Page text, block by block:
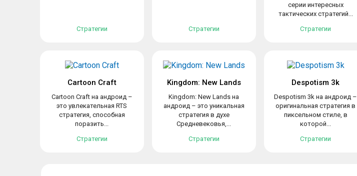
Стратегии Стратегии
серии интересных
тактических стратегий...
Стратегии
Cartoon Craft
Cartoon Craft на андроид –
это увлекательная RTS
стратегия, способная
поразить...
Стратегии
Kingdom: New Lands
Kingdom: New Lands на
андроид – это уникальная
стратегия в духе
Средневековья,...
Стратегии
Despotism 3k
Despotism 3k на андроид –
оригинальная стратегия в
пиксельном стиле, в
которой...
Стратегии